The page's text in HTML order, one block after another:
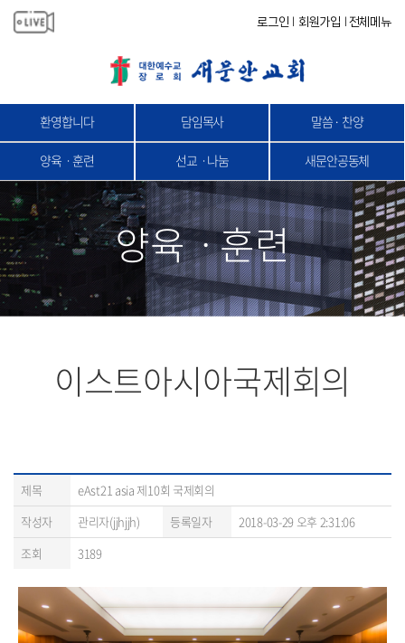
로그인 회원가입 전체메뉴
환영합니다 담임목사 말씀 · 찬양
양육ㆍ훈련 선교ㆍ나눔 새문안공동체
양육ㆍ훈련
이스트아시아국제회의
제목
eAst21 asia 제10회 국제회의
작성자
관리자(jjhjjh) 등록일자
2018-03-29 오후 2:31:06
조회
3189